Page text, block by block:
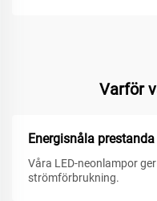
Varför
Energisnåla prestanda
Våra LED-neonlampor
strömförbrukning.